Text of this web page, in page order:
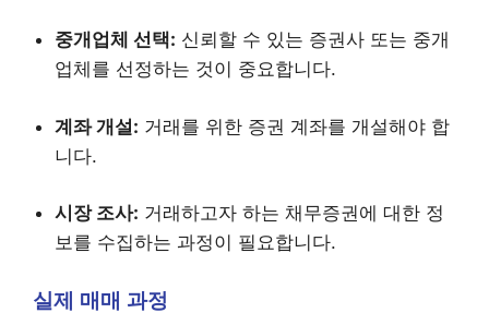
중개업체 선택: 신뢰할 수 있는 증권사 또는 중개
업체를 선정하는 것이 중요합니다.
계좌 개설: 거래를 위한 증권 계좌를 개설해야 합
니다.
시장 조사: 거래하고자 하는 채무증권에 대한 정
보를 수집하는 과정이 필요합니다.
실제 매매 과정